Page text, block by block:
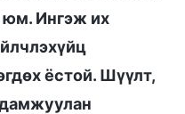
юм. Ингэж их
ёстой. Шүүлт,
дамжуулан